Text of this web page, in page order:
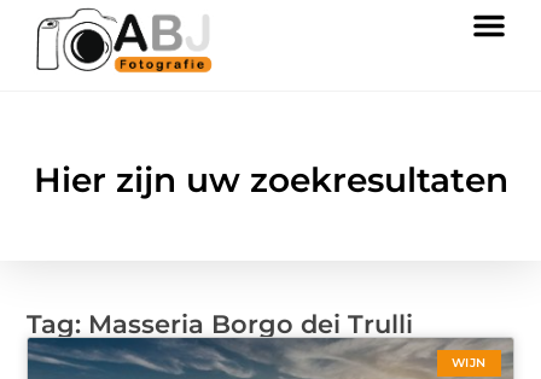
Hier zijn uw zoekresultaten
Tag: Masseria Borgo dei Trulli
WIJN